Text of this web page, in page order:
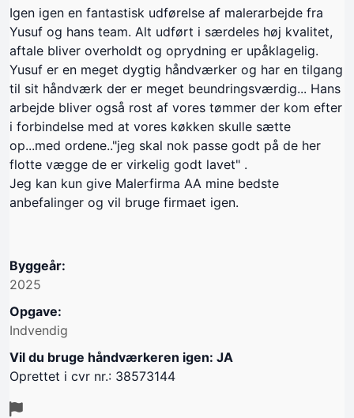
Igen igen en fantastisk udførelse af malerarbejde fra
Yusuf og hans team. Alt udført i særdeles høj kvalitet,
aftale bliver overholdt og oprydning er upåklagelig.
Yusuf er en meget dygtig håndværker og har en tilgang
til sit håndværk der er meget beundringsværdig... Hans
arbejde bliver også rost af vores tømmer der kom efter
i forbindelse med at vores køkken skulle sætte
op...med ordene.."jeg skal nok passe godt på de her
flotte vægge de er virkelig godt lavet" .
Jeg kan kun give Malerfirma AA mine bedste
anbefalinger og vil bruge firmaet igen.
Byggeår:
2025
Opgave:
Indvendig
Vil du bruge håndværkeren igen: JA
Oprettet i cvr nr.: 38573144